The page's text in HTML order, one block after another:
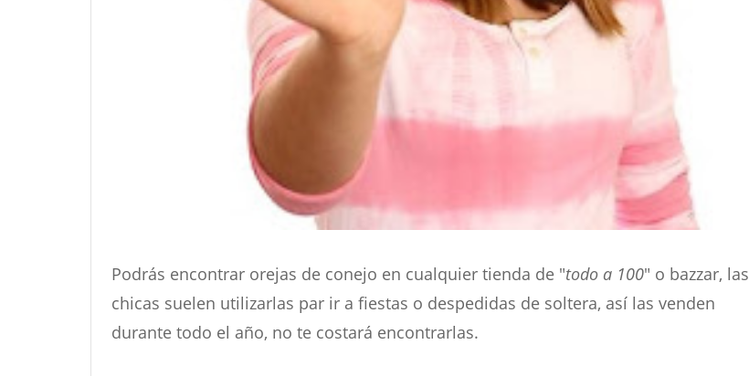
Podrás encontrar orejas de conejo en cualquier tienda de "todo a 100" o bazzar, las
chicas suelen utilizarlas par ir a fiestas o despedidas de soltera, así las venden
durante todo el año, no te costará encontrarlas.